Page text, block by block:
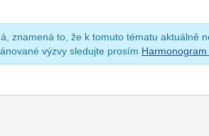
znamená to, že k tomuto tématu aktuálně
výzvy sledujte prosím Harmonogram